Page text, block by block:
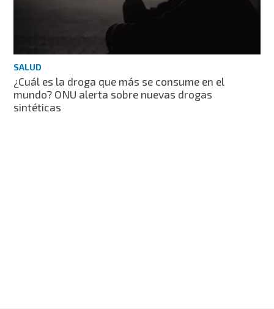
SALUD
¿Cuál es la droga que más se consume en el
mundo? ONU alerta sobre nuevas drogas
sintéticas